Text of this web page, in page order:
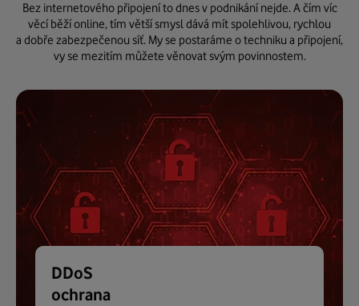
Bez internetového připojení to dnes v podnikání nejde. A čím víc
věcí běží online, tím větší smysl dává mít spolehlivou, rychlou
a dobře zabezpečenou síť. My se postaráme o techniku a připojení,
vy se mezitím můžete věnovat svým povinnostem.
DDoS
ochrana